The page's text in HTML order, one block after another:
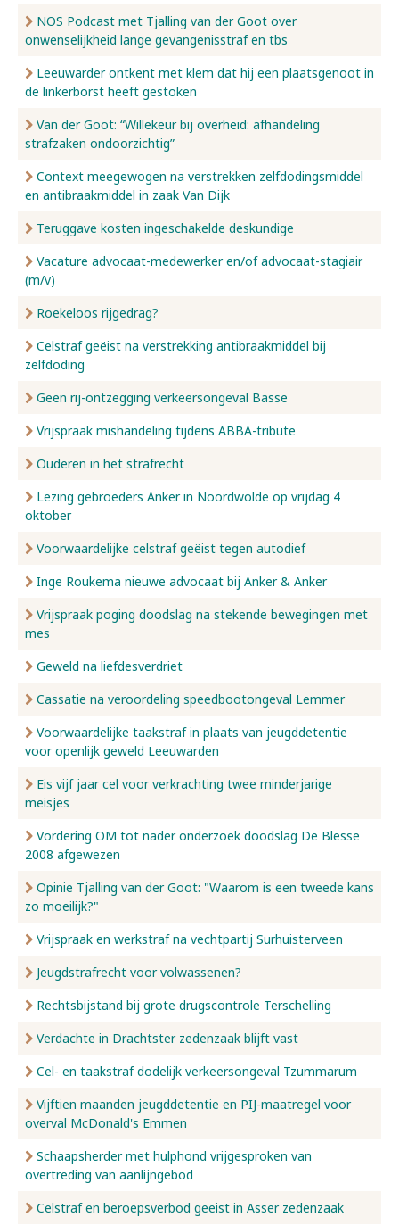
NOS Podcast met Tjalling van der Goot over
onwenselijkheid lange gevangenisstraf en tbs
Leeuwarder ontkent met klem dat hij een plaatsgenoot in
de linkerborst heeft gestoken
Van der Goot: “Willekeur bij overheid: afhandeling
strafzaken ondoorzichtig”
Context meegewogen na verstrekken zelfdodingsmiddel
en antibraakmiddel in zaak Van Dijk
Teruggave kosten ingeschakelde deskundige
Vacature advocaat-medewerker en/of advocaat-stagiair
(m/v)
Roekeloos rijgedrag?
Celstraf geëist na verstrekking antibraakmiddel bij
zelfdoding
Geen rij-ontzegging verkeersongeval Basse
Vrijspraak mishandeling tijdens ABBA-tribute
Ouderen in het strafrecht
Lezing gebroeders Anker in Noordwolde op vrijdag 4
oktober
Voorwaardelijke celstraf geëist tegen autodief
Inge Roukema nieuwe advocaat bij Anker & Anker
Vrijspraak poging doodslag na stekende bewegingen met
mes
Geweld na liefdesverdriet
Cassatie na veroordeling speedbootongeval Lemmer
Voorwaardelijke taakstraf in plaats van jeugddetentie
voor openlijk geweld Leeuwarden
Eis vijf jaar cel voor verkrachting twee minderjarige
meisjes
Vordering OM tot nader onderzoek doodslag De Blesse
2008 afgewezen
Opinie Tjalling van der Goot: "Waarom is een tweede kans
zo moeilijk?"
Vrijspraak en werkstraf na vechtpartij Surhuisterveen
Jeugdstrafrecht voor volwassenen?
Rechtsbijstand bij grote drugscontrole Terschelling
Verdachte in Drachtster zedenzaak blijft vast
Cel- en taakstraf dodelijk verkeersongeval Tzummarum
Vijftien maanden jeugddetentie en PIJ-maatregel voor
overval McDonald's Emmen
Schaapsherder met hulphond vrijgesproken van
overtreding van aanlijngebod
Celstraf en beroepsverbod geëist in Asser zedenzaak